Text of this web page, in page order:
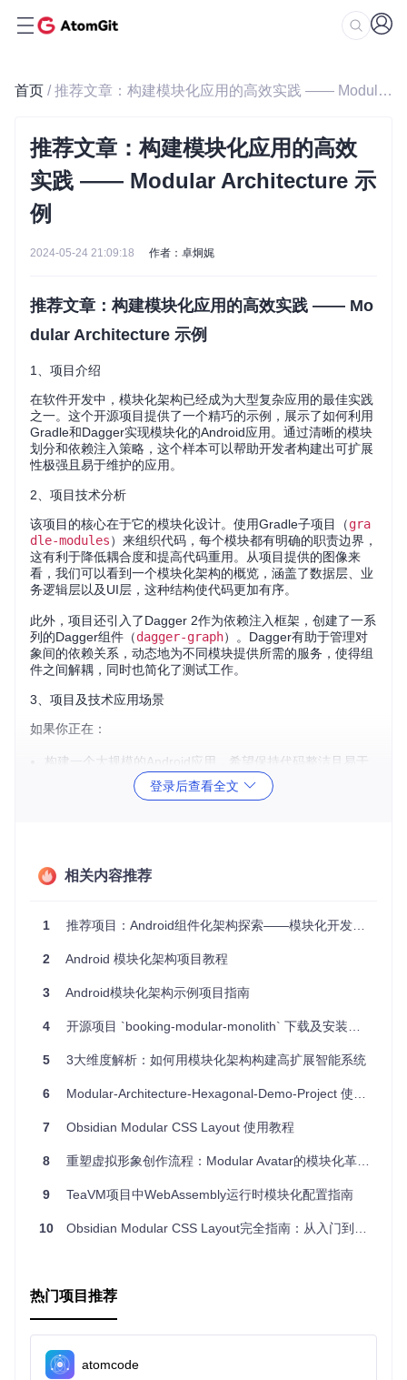
首页 / 推荐文章：构建模块化应用的高效实践 —— Modular Architecture 示例
推荐文章：构建模块化应用的高效
实践 —— Modular Architecture 示
例
2024-05-24 21:09:18 作者：卓炯娓
推荐文章：构建模块化应用的高效实践 —— Mo
dular Architecture 示例
1、项目介绍
在软件开发中，模块化架构已经成为大型复杂应用的最佳实践
之一。这个开源项目提供了一个精巧的示例，展示了如何利用
Gradle和Dagger实现模块化的Android应用。通过清晰的模块
划分和依赖注入策略，这个样本可以帮助开发者构建出可扩展
性极强且易于维护的应用。
2、项目技术分析
该项目的核心在于它的模块化设计。使用Gradle子项目（gra
dle-modules）来组织代码，每个模块都有明确的职责边界，
这有利于降低耦合度和提高代码重用。从项目提供的图像来
看，我们可以看到一个模块化架构的概览，涵盖了数据层、业
务逻辑层以及UI层，这种结构使代码更加有序。
此外，项目还引入了Dagger 2作为依赖注入框架，创建了一系
列的Dagger组件（dagger-graph）。Dagger有助于管理对
象间的依赖关系，动态地为不同模块提供所需的服务，使得组
件之间解耦，同时也简化了测试工作。
3、项目及技术应用场景
如果你正在：
构建一个大规模的Android应用，希望保持代码整洁且易于
需要将现有项目重构为更模块化的结构以应对不断增长的功
那么这个项目就是你的理想参考。它特别适合于那些希望提升
4、项目特点
了代码之间的相互影响。
了硬编码和提高了可测试性。
视频教程：附带Droidcon Vietnam 2018和Mobius Saint-Pe
tersburg 2018的演讲视频，深入解释了项目的设计理念和
实施细节。
总的来说，这个开源项目不仅是模块化Android应用的优秀示
例，也是提升开发质量和效率的重要资源。无论你是新手还是
经验丰富的开发者，都可以从中受益并应用于自己的项目。立
即探索并尝试这个项目，让我们一起踏上模块化开发的旅程！
登录后查看全文
相关内容推荐
1 推荐项目：Android组件化架构探索——模块化开发新纪元
2 Android 模块化架构项目教程
3 Android模块化架构示例项目指南
4 开源项目 `booking-modular-monolith` 下载及安装教程
5 3大维度解析：如何用模块化架构构建高扩展智能系统
6 Modular-Architecture-Hexagonal-Demo-Project 使用教程
7 Obsidian Modular CSS Layout 使用教程
8 重塑虚拟形象创作流程：Modular Avatar的模块化革新之路
9 TeaVM项目中WebAssembly运行时模块化配置指南
10 Obsidian Modular CSS Layout完全指南：从入门到精通的3个关键技巧
热门项目推荐
atomcode